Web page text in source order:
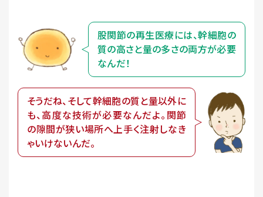
股関節の再生医療には、幹細胞の
質の高さと量の多さの両方が必要
なんだ！
そうだね、そして幹細胞の質と量以外に
も、高度な技術が必要なんだよ。関節
の隙間が狭い場所へ上手く注射しなき
ゃいけないんだ。